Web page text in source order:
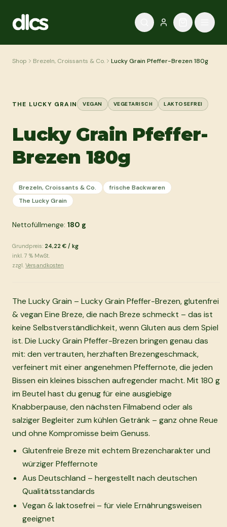
Shop Brezeln, Croissants & Co. Lucky Grain Pfeffer-Brezen 180g
THE LUCKY GRAIN VEGAN VEGETARISCH LAKTOSEFREI
Lucky Grain Pfeffer-
Brezen 180g
Brezeln, Croissants & Co.
frische Backwaren
The Lucky Grain
Nettofüllmenge: 180 g
Grundpreis: 24,22 € / kg
inkl. 7 % MwSt.
zzgl. Versandkosten
The Lucky Grain – Lucky Grain Pfeffer-Brezen, glutenfrei
& vegan Eine Breze, die nach Breze schmeckt – das ist
keine Selbstverständlichkeit, wenn Gluten aus dem Spiel
ist. Die Lucky Grain Pfeffer-Brezen bringen genau das
mit: den vertrauten, herzhaften Brezengeschmack,
verfeinert mit einer angenehmen Pfeffernote, die jeden
Bissen ein kleines bisschen aufregender macht. Mit 180 g
im Beutel hast du genug für eine ausgiebige
Knabberpause, den nächsten Filmabend oder als
salziger Begleiter zum kühlen Getränk – ganz ohne Reue
und ohne Kompromisse beim Genuss.
Glutenfreie Breze mit echtem Brezencharakter und
würziger Pfeffernote
Aus Deutschland – hergestellt nach deutschen
Qualitätsstandards
Vegan & laktosefrei – für viele Ernährungsweisen
geeignet